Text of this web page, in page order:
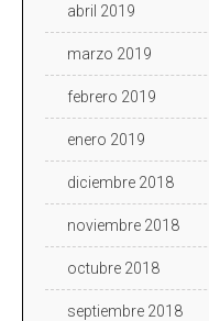
abril 2019
marzo 2019
febrero 2019
enero 2019
diciembre 2018
noviembre 2018
octubre 2018
septiembre 2018